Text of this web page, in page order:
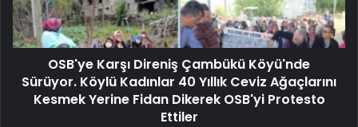
OSB'ye Karşı Direniş Çambükü Köyü'nde
Sürüyor. Köylü Kadınlar 40 Yıllık Ceviz Ağaçlarını
Kesmek Yerine Fidan Dikerek OSB'yi Protesto
Ettiler